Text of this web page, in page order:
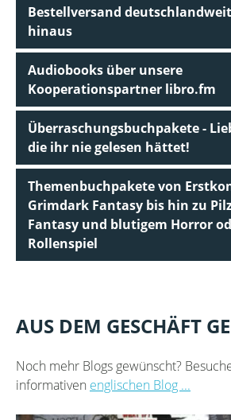
Bestellversand
hinaus
Audiobooks über unsere
Kooperationspartner libro.fm
Überraschungsbuchpakete -
die ihr nie gelesen hättet!
Themenbuchpakete von
Grimdark Fantasy bis hin zu
Fantasy und blutigem Horror
Rollenspiel
AUS DEM GESCHÄFT
Noch mehr Blogs gewünscht?
informativen englischen Blog ...